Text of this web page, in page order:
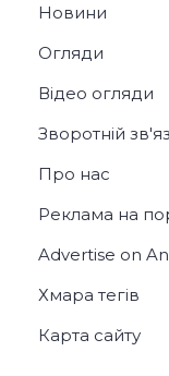
Новини
Огляди
Відео огляди
Зворотній
Про нас
Реклама на
Advertise on
Хмара тегів
Карта сайту